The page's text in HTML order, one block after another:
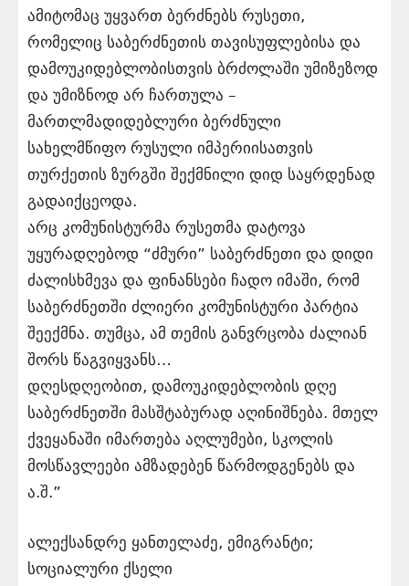
ამიტომაც უყვართ ბერძნებს რუსეთი,
რომელიც საბერძნეთის თავისუფლებისა და
დამოუკიდებლობისთვის ბრძოლაში უმიზეზოდ
და უმიზნოდ არ ჩართულა –
მართლმადიდებლური ბერძნული
სახელმწიფო რუსული იმპერიისათვის
თურქეთის ზურგში შექმნილი დიდ საყრდენად
გადაიქცეოდა.
არც კომუნისტურმა რუსეთმა დატოვა
უყურადღებოდ “ძმური” საბერძნეთი და დიდი
ძალისხმევა და ფინანსები ჩადო იმაში, რომ
საბერძნეთში ძლიერი კომუნისტური პარტია
შეექმნა. თუმცა, ამ თემის განვრცობა ძალიან
შორს წაგვიყვანს…
დღესდღეობით, დამოუკიდებლობის დღე
საბერძნეთში მასშტაბურად აღინიშნება. მთელ
ქვეყანაში იმართება აღლუმები, სკოლის
მოსწავლეები ამზადებენ წარმოდგენებს და
ა.შ.”
ალექსანდრე ყანთელაძე, ემიგრანტი;
სოციალური ქსელი